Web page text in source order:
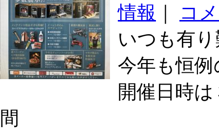
情報
コ
いつも有
今年も恒
開催日時
間